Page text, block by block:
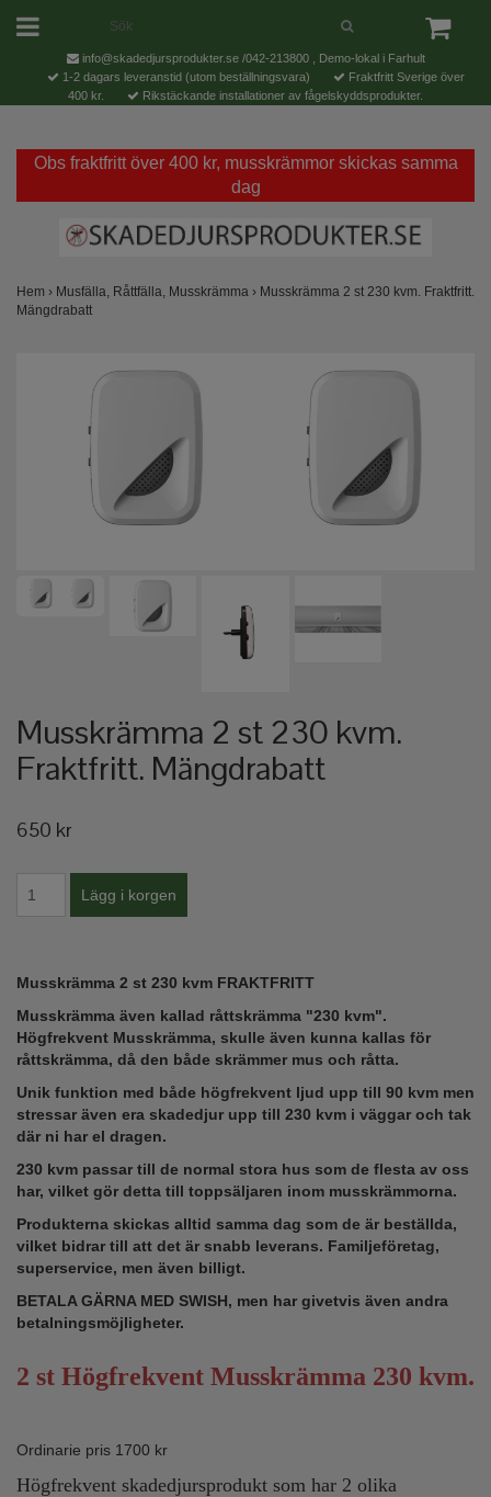
info@skadedjursprodukter.se/042-213800 , Demo-lokal i Farhult
1-2 dagars leveranstid (utom beställningsvara)
Fraktfritt Sverige över
400 kr.
Rikstäckande installationer av fågelskyddsprodukter.
Obs fraktfritt över 400 kr, musskrämmor skickas samma
dag
Hem › Musfälla, Råttfälla, Musskrämma › Musskrämma 2 st 230 kvm. Fraktfritt.
Mängdrabatt
Musskrämma 2 st 230 kvm.
Fraktfritt. Mängdrabatt
650 kr
Musskrämma 2 st 230 kvm FRAKTFRITT
Musskrämma även kallad råttskrämma "230 kvm".
Högfrekvent Musskrämma, skulle även kunna kallas för
råttskrämma, då den både skrämmer mus och råtta.
Unik funktion med både högfrekvent ljud upp till 90 kvm men
stressar även era skadedjur upp till 230 kvm i väggar och tak
där ni har el dragen.
230 kvm passar till de normal stora hus som de flesta av oss
har, vilket gör detta till toppsäljaren inom musskrämmorna.
Produkterna skickas alltid samma dag som de är beställda,
vilket bidrar till att det är snabb leverans. Familjeföretag,
superservice, men även billigt.
BETALA GÄRNA MED SWISH, men har givetvis även andra
betalningsmöjligheter.
2 st Högfrekvent Musskrämma 230 kvm.
Ordinarie pris 1700 kr
Högfrekvent skadedjursprodukt som har 2 olika